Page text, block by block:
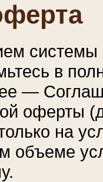
в
—
оферты
на
объеме